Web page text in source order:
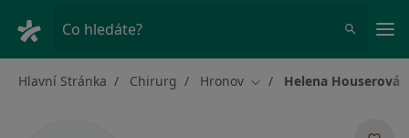
Co hledáte?
Hlavní Stránka Chirurg Hronov Změna města
Helena Houserová